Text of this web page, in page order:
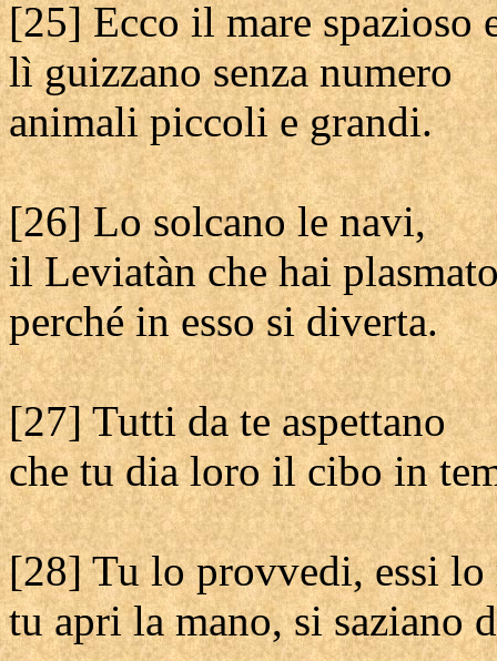
[25] Ecco il mare spazioso
lì guizzano senza numero
animali piccoli e grandi.
[26] Lo solcano le navi,
il Leviatàn che hai
perché in esso si diverta.
[27] Tutti da te aspettano
che tu dia loro il cibo in
[28] Tu lo provvedi, essi lo
tu apri la mano, si saziano